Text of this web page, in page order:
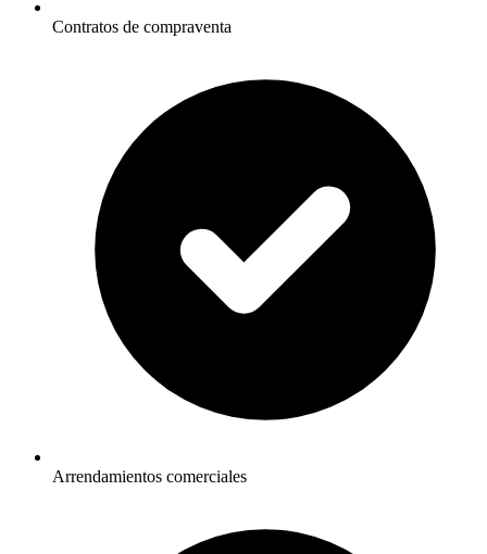
Contratos de compraventa
Arrendamientos comerciales